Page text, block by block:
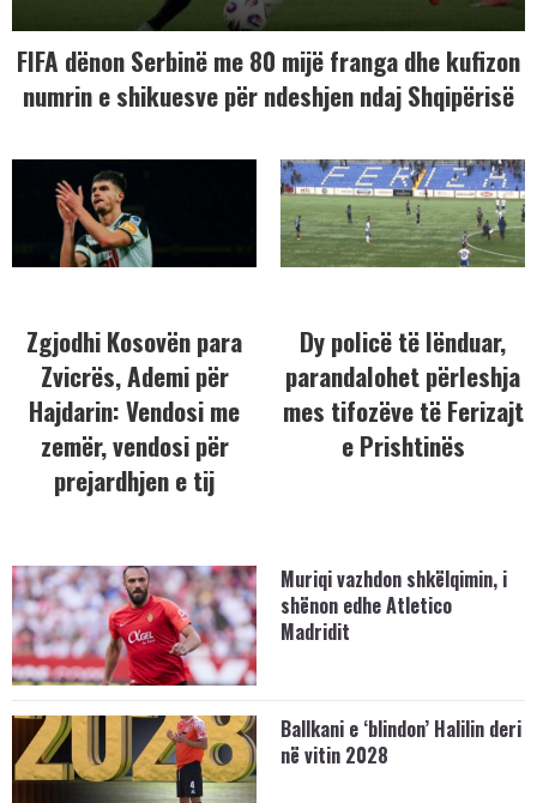
FIFA dënon Serbinë me 80 mijë franga dhe kufizon
numrin e shikuesve për ndeshjen ndaj Shqipërisë
Zgjodhi Kosovën para
Zvicrës, Ademi për
Hajdarin: Vendosi me
zemër, vendosi për
prejardhjen e tij
Dy policë të lënduar,
parandalohet përleshja
mes tifozëve të Ferizajt
e Prishtinës
Muriqi vazhdon shkëlqimin, i
shënon edhe Atletico
Madridit
Ballkani e ‘blindon’ Halilin deri
në vitin 2028